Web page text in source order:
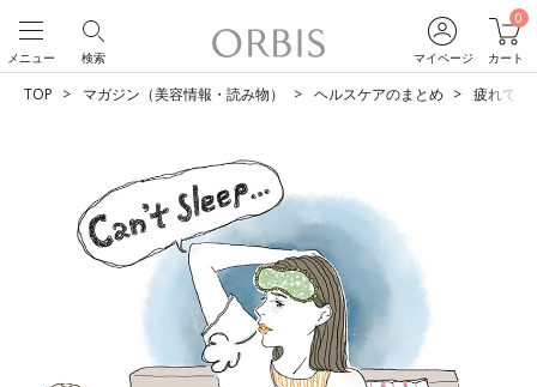
マイページ
0
カート
検索
メニュー
TOP マガジン（美容情報・読み物） ヘルスケアのまとめ 疲れてい